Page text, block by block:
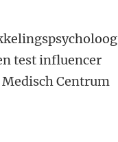
test influencer
Centrum